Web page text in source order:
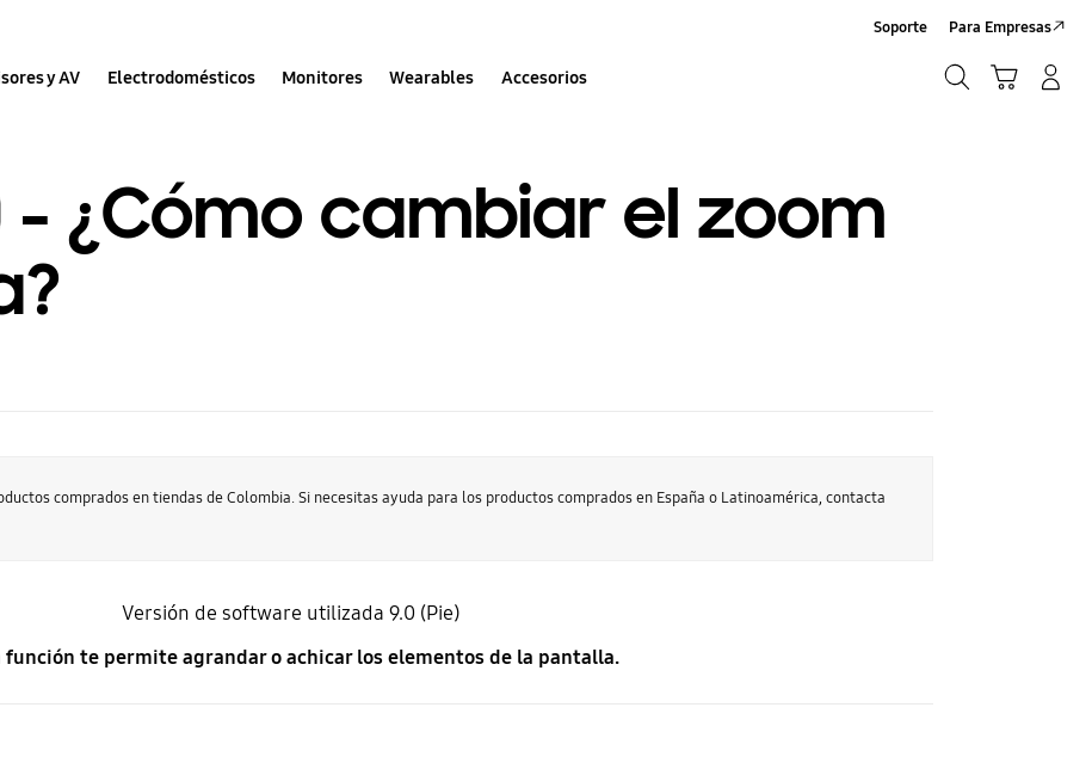
y AV Electrodomésticos Monitores Wearables Accesorios
Soporte Para Empresas
- ¿Cómo cambiar el zoom
comprados en tiendas de Colombia. Si necesitas ayuda para los productos comprados en España o Latinoamérica, contacta
Versión de software utilizada 9.0 (Pie)
función te permite agrandar o achicar los elementos de la pantalla.